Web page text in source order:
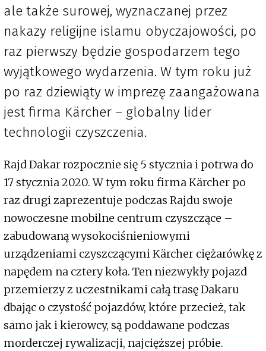
ale także surowej, wyznaczanej przez
nakazy religijne islamu obyczajowości, po
raz pierwszy będzie gospodarzem tego
wyjątkowego wydarzenia. W tym roku już
po raz dziewiąty w imprezę zaangażowana
jest firma Kärcher – globalny lider
technologii czyszczenia.
Rajd Dakar rozpocznie się 5 stycznia i potrwa do
17 stycznia 2020. W tym roku firma Kärcher po
raz drugi zaprezentuje podczas Rajdu swoje
nowoczesne mobilne centrum czyszczące –
zabudowaną wysokociśnieniowymi
urządzeniami czyszczącymi Kärcher ciężarówkę z
napędem na cztery koła. Ten niezwykły pojazd
przemierzy z uczestnikami całą trasę Dakaru
dbając o czystość pojazdów, które przecież, tak
samo jak i kierowcy, są poddawane podczas
morderczej rywalizacji, najcięższej próbie.